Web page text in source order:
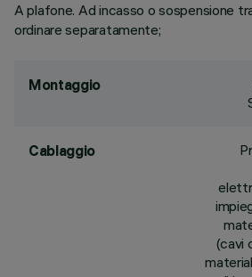
A plafone. Ad incasso o sospensione
ordinare separatamente;
Montaggio
Cablaggio
(cavi